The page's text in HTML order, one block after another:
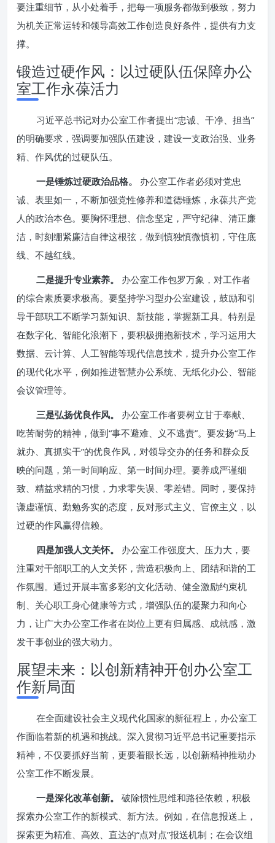
要注重细节，从小处着手，把每一项服务都做到极致，努力
为机关正常运转和领导高效工作创造良好条件，提供有力支
撑。
锻造过硬作风：以过硬队伍保障办公
室工作永葆活力
习近平总书记对办公室工作者提出“忠诚、干净、担当”
的明确要求，强调要加强队伍建设，建设一支政治强、业务
精、作风优的过硬队伍。
一是锤炼过硬政治品格。
办公室工作者必须对党忠
诚、表里如一，不断加强党性修养和道德锤炼，永葆共产党
人的政治本色。要胸怀理想、信念坚定，严守纪律、清正廉
洁，时刻绷紧廉洁自律这根弦，做到慎独慎微慎初，守住底
线、不越红线。
二是提升专业素养。
办公室工作包罗万象，对工作者
的综合素质要求极高。要坚持学习型办公室建设，鼓励和引
导干部职工不断学习新知识、新技能，掌握新工具。特别是
在数字化、智能化浪潮下，要积极拥抱新技术，学习运用大
数据、云计算、人工智能等现代信息技术，提升办公室工作
的现代化水平，例如推进智慧办公系统、无纸化办公、智能
会议管理等。
三是弘扬优良作风。
办公室工作者要树立甘于奉献、
吃苦耐劳的精神，做到“事不避难、义不逃责”。要发扬“马上
就办、真抓实干”的优良作风，对领导交办的任务和群众反
映的问题，第一时间响应、第一时间办理。要养成严谨细
致、精益求精的习惯，力求零失误、零差错。同时，要保持
谦虚谨慎、勤勉务实的态度，反对形式主义、官僚主义，以
过硬的作风赢得信赖。
四是加强人文关怀。
办公室工作强度大、压力大，要
注重对干部职工的人文关怀，营造积极向上、团结和谐的工
作氛围。通过开展丰富多彩的文化活动、健全激励约束机
制、关心职工身心健康等方式，增强队伍的凝聚力和向心
力，让广大办公室工作者在岗位上更有归属感、成就感，激
发干事创业的强大动力。
展望未来：以创新精神开创办公室工
作新局面
在全面建设社会主义现代化国家的新征程上，办公室工
作面临着新的机遇和挑战。深入贯彻习近平总书记重要指示
精神，不仅要抓好当前，更要着眼长远，以创新精神推动办
公室工作不断发展。
一是深化改革创新。
破除惯性思维和路径依赖，积极
探索办公室工作的新模式、新方法。例如，在信息报送上，
探索更为精准、高效、直达的“点对点”报送机制；在会议组